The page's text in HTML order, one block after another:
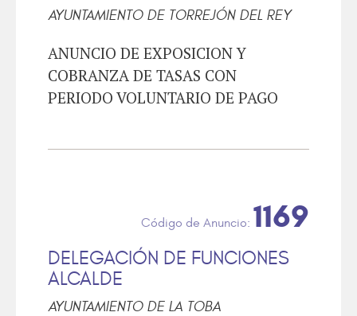
AYUNTAMIENTO DE TORREJÓN DEL REY
ANUNCIO DE EXPOSICION Y
COBRANZA DE TASAS CON
PERIODO VOLUNTARIO DE PAGO
DELEGACIÓN DE FUNCIONES
ALCALDE
AYUNTAMIENTO DE LA TOBA
1169